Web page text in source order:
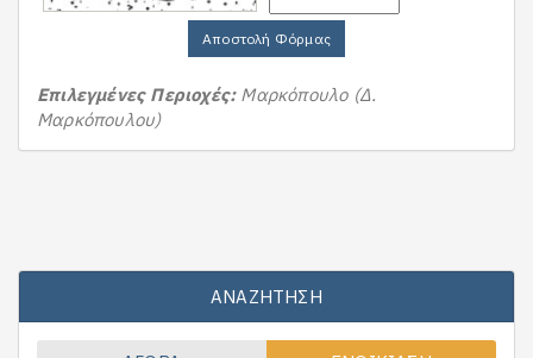
Αποστολή Φόρμας
Επιλεγμένες Περιοχές: Μαρκόπουλο (Δ.
Μαρκόπουλου)
ΑΝΑΖΉΤΗΣΗ